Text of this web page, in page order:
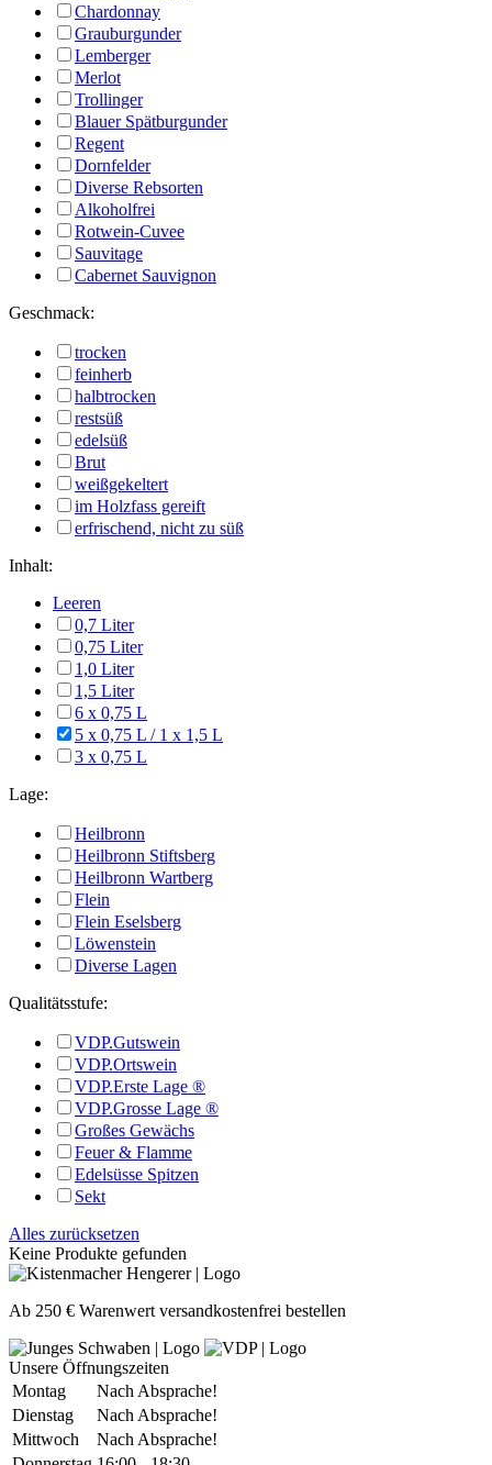
Chardonnay
Grauburgunder
Lemberger
Merlot
Trollinger
Blauer Spätburgunder
Regent
Dornfelder
Diverse Rebsorten
Alkoholfrei
Rotwein-Cuvee
Sauvitage
Cabernet Sauvignon
Geschmack:
trocken
feinherb
halbtrocken
restsüß
edelsüß
Brut
weißgekeltert
im Holzfass gereift
erfrischend, nicht zu süß
Inhalt:
Leeren
0,7 Liter
0,75 Liter
1,0 Liter
1,5 Liter
6 x 0,75 L
5 x 0,75 L / 1 x 1,5 L
3 x 0,75 L
Lage:
Heilbronn
Heilbronn Stiftsberg
Heilbronn Wartberg
Flein
Flein Eselsberg
Löwenstein
Diverse Lagen
Qualitätsstufe:
VDP.Gutswein
VDP.Ortswein
VDP.Erste Lage ®
VDP.Grosse Lage ®
Großes Gewächs
Feuer & Flamme
Edelsüsse Spitzen
Sekt
Alles zurücksetzen
Keine Produkte gefunden
Ab 250 € Warenwert versandkostenfrei bestellen
Unsere Öffnungszeiten
Montag
Nach Absprache!
Dienstag
Nach Absprache!
Mittwoch
Nach Absprache!